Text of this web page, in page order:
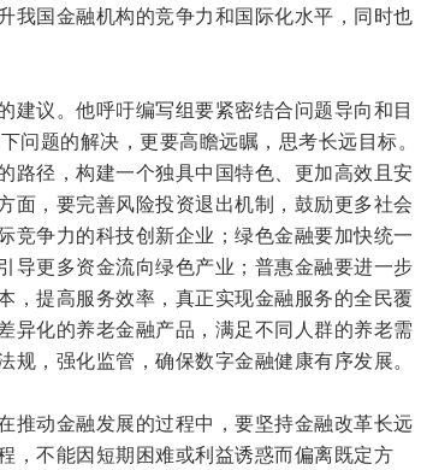
我国金融机构的竞争力和国际化水平，同时也
建议。他呼吁编写组要紧密结合问题导向和目
问题的解决，更要高瞻远瞩，思考长远目标。
路径，构建一个独具中国特色、更加高效且安
面，要完善风险投资退出机制，鼓励更多社会
竞争力的科技创新企业；绿色金融要加快统一
导更多资金流向绿色产业；普惠金融要进一步
，提高服务效率，真正实现金融服务的全民覆
异化的养老金融产品，满足不同人群的养老需
，强化监管，确保数字金融健康有序发展。
推动金融发展的过程中，要坚持金融改革长远
，不能因短期困难或利益诱惑而偏离既定方